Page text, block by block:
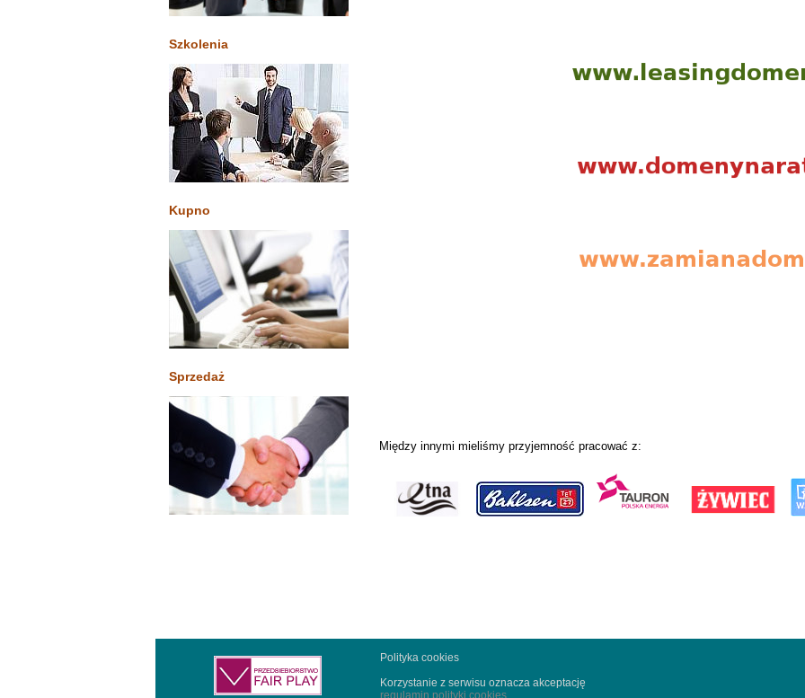
Szkolenia
Kupno
Sprzedaż
Między innymi mieliśmy przyjemność pracować z:
Polityka cookies
Korzystanie z serwisu oznacza akceptację
regulamin polityki cookies